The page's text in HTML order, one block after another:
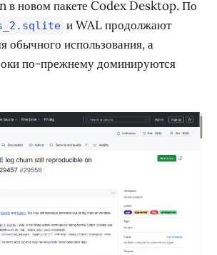
новом пакете Codex Desktop. По
и WAL продолжают
обычного использования, а
по-прежнему доминируются